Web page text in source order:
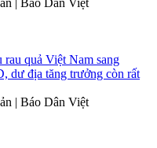
| Báo Dân Việt
rau quả Việt Nam sang
dư địa tăng trưởng còn rất
| Báo Dân Việt